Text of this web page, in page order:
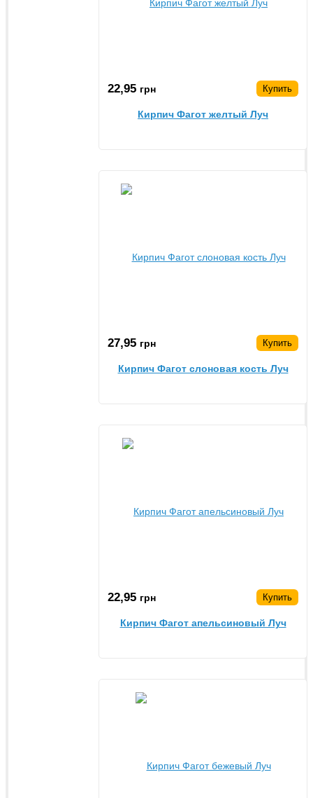
22,95 грн Купить
Кирпич Фагот желтый Луч
27,95 грн Купить
Кирпич Фагот слоновая кость Луч
22,95 грн Купить
Кирпич Фагот апельсиновый Луч